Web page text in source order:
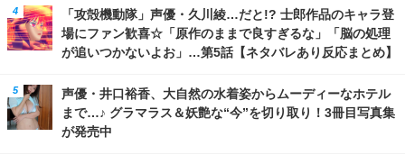
「攻殻機動隊」声優・久川綾…だと!? 士郎作品のキャラ登
場にファン歓喜☆「原作のままで良すぎるな」「脳の処理
が追いつかないよお」…第5話【ネタバレあり反応まとめ】
声優・井口裕香、大自然の水着姿からムーディーなホテル
まで…♪ グラマラス＆妖艶な“今”を切り取り！3冊目写真集
が発売中